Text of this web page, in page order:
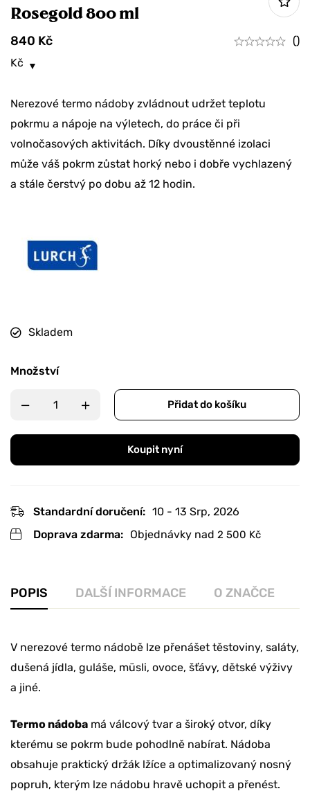
Rosegold 800 ml
840 Kč
()
Kč
Nerezové termo nádoby zvládnout udržet teplotu
pokrmu a nápoje na výletech, do práce či při
volnočasových aktivitách. Díky dvoustěnné izolaci
může váš pokrm zůstat horký nebo i dobře vychlazený
a stále čerstvý po dobu až 12 hodin.
Skladem
Množství
Přidat do košíku
Koupit nyní
Standardní doručení: 10 - 13 Srp, 2026
Doprava zdarma: Objednávky nad 2 500 Kč
POPIS DALŠÍ INFORMACE O ZNAČCE
V nerezové termo nádobě lze přenášet těstoviny, saláty,
dušená jídla, guláše, müsli, ovoce, šťávy, dětské výživy
a jiné.
Termo nádoba má válcový tvar a široký otvor, díky
kterému se pokrm bude pohodlně nabírat. Nádoba
obsahuje praktický držák lžíce a optimalizovaný nosný
popruh, kterým lze nádobu hravě uchopit a přenést.